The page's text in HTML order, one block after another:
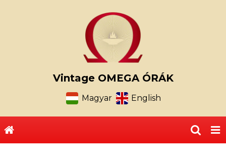
Vintage OMEGA ÓRÁK
Magyar English